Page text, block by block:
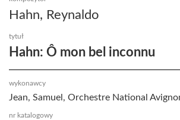
Hahn, Reynaldo
tytuł
Hahn: Ô mon bel inconnu
wykonawcy
Jean, Samuel, Orchestre National
nr katalogowy